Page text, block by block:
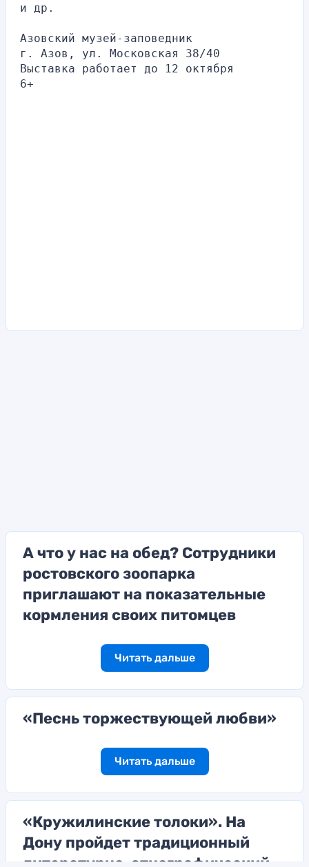
и др.
Азовский музей-заповедник
г. Азов, ул. Московская 38/40
Выставка работает до 12 октября
6+
А что у нас на обед? Сотрудники
ростовского зоопарка
приглашают на показательные
кормления своих питомцев
Читать дальше
«Песнь торжествующей любви»
Читать дальше
«Кружилинские толоки». На
Дону пройдет традиционный
литературно-этнографический